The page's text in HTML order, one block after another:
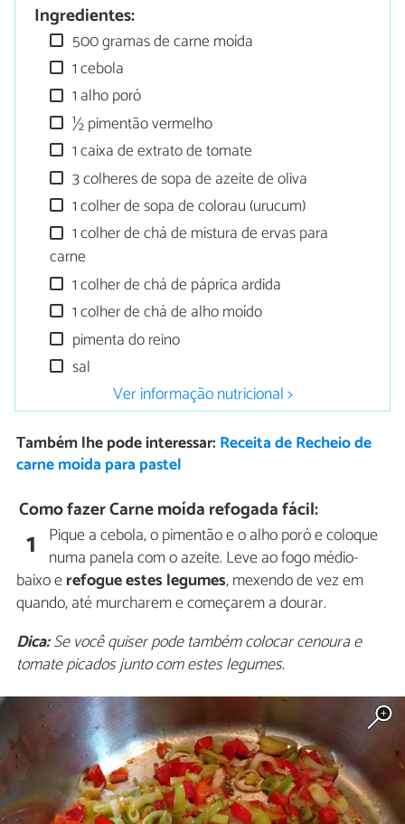
Ingredientes:
500 gramas de carne moída
1 cebola
1 alho poró
½ pimentão vermelho
1 caixa de extrato de tomate
3 colheres de sopa de azeite de oliva
1 colher de sopa de colorau (urucum)
1 colher de chá de mistura de ervas para
carne
1 colher de chá de páprica ardida
1 colher de chá de alho moído
pimenta do reino
sal
Ver informação nutricional >
Também lhe pode interessar: Receita de Recheio de
carne moída para pastel
Como fazer Carne moída refogada fácil:
1 Pique a cebola, o pimentão e o alho poró e coloque
numa panela com o azeite. Leve ao fogo médio-
baixo erefogue estes legumes, mexendo de vez em
quando, até murcharem e começarem a dourar.
Dica:Se você quiser pode também colocar cenoura e
tomate picados junto com estes legumes.